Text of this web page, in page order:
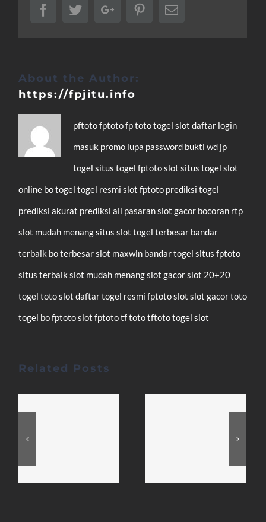
FacebookTwitterGoogle+PinterestEmail
About the Author:
https://fpjitu.info
pftotofptotofp tototogelslotdaftar login
masuk promo lupa password bukti wd jp
togelsitus togelfptoto slotsitus togelslot
online bo togeltogel resmislotfptoto prediksi togel
prediksi akurat prediksi all pasaranslot gacor bocoran rtp
slot mudah menangsitus slottogel terbesar bandar
terbaik bo terbesarslot maxwin bandar togelsitus fptoto
situs terbaikslot mudah menangslot gacorslot 20+20
togeltoto slotdaftartogel resmifptotoslotslot gacortoto
togel bo fptotoslot fptototf tototftototogelslot
Related Posts